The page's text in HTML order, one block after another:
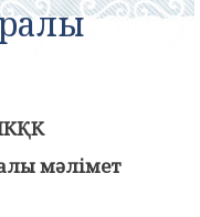
мәлімет